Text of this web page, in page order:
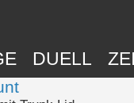
DUELL